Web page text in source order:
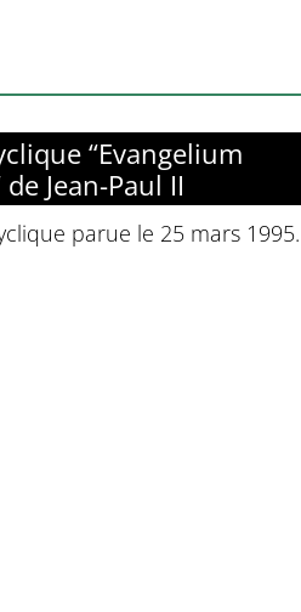
“Evangelium
de Jean-Paul II
parue le 25 mars 1995.